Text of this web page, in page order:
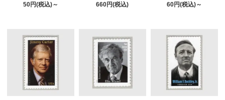
50円(税込)～
660円(税込)
60円(税込)～